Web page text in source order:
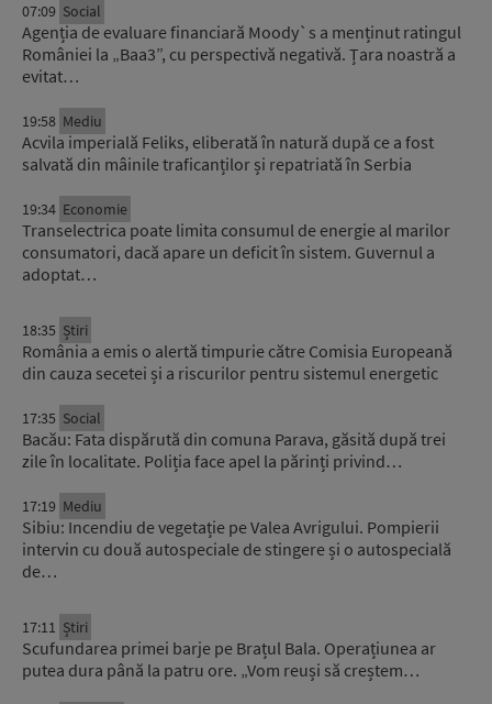
07:09 Social
Agenția de evaluare financiară Moody`s a menținut ratingul
României la „Baa3”, cu perspectivă negativă. Țara noastră a
evitat…
19:58 Mediu
Acvila imperială Feliks, eliberată în natură după ce a fost
salvată din mâinile traficanților și repatriată în Serbia
19:34 Economie
Transelectrica poate limita consumul de energie al marilor
consumatori, dacă apare un deficit în sistem. Guvernul a
adoptat…
18:35 Știri
România a emis o alertă timpurie către Comisia Europeană
din cauza secetei și a riscurilor pentru sistemul energetic
17:35 Social
Bacău: Fata dispărută din comuna Parava, găsită după trei
zile în localitate. Poliția face apel la părinți privind…
17:19 Mediu
Sibiu: Incendiu de vegetație pe Valea Avrigului. Pompierii
intervin cu două autospeciale de stingere și o autospecială
de…
17:11 Știri
Scufundarea primei barje pe Brațul Bala. Operațiunea ar
putea dura până la patru ore. „Vom reuși să creștem…